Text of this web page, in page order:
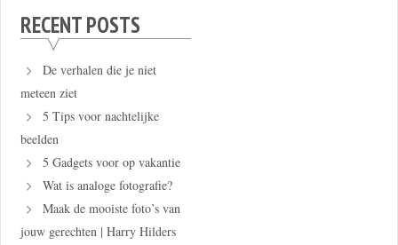
RECENT POSTS
De verhalen die je niet
meteen ziet
5 Tips voor nachtelijke
beelden
5 Gadgets voor op vakantie
Wat is analoge fotografie?
Maak de mooiste foto’s van
jouw gerechten | Harry Hilders